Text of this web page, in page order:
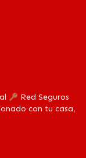
Red Seguros
con tu casa,